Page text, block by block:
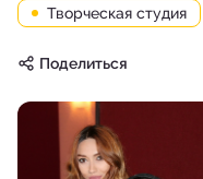
Творческая студия
Поделиться